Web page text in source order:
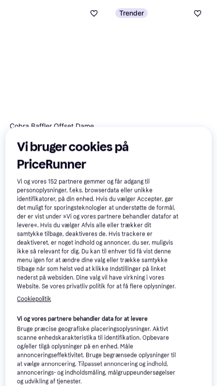
Cobra Baffler Offset Dame
Driver, Dame
2.240 kr.
4 butikker
Trender
Driver, Herre
3.439 kr.
TaylorMade R7 Quad Herre
Mini Driver 13.5°
Driver
3.100 kr.
4 butikker
Wilson Dynapower Max 2025
Driver
Driver, Herre, Grafitskaft
2.999 kr.
Vi bruger cookies på
PriceRunner
Vi og vores152 partnere gemmer og får adgang til
personoplysninger, f.eks. browserdata eller unikke
identifikatorer, på din enhed. Hvis du vælger Accepter, gør
det muligt for sporingsteknologier at understøtte de formål,
der er vist under »Vi og vores partnere behandler datafor at
levere«. Hvis du vælger Afvis alle eller trækker dit
samtykke tilbage, deaktiveres de. Hvis trackere er
deaktiveret, er noget indhold og annoncer, du ser, muligvis
ikke så relevant for dig. Du kan til enhver tid få vist denne
menu igen for at ændre dine valg eller trække samtykke
tilbage når som helst ved at klikke Indstillinger på linket
nederst på websiden. Dine valg vil have virkning i vores
Website. Se vores privatliv politik for at få flere oplysninger.
Cookiepolitik
Vi og vores partnere behandler data for at levere
Bruge præcise geografiske placeringsoplysninger. Aktivt
scanne enhedskarakteristika til identifikation. Opbevare
og/eller tilgå oplysninger på en enhed. Måle
annonceringseffektivitet. Bruge begrænsede oplysninger til
at vælge annoncering. Tilpasset annoncering og indhold,
annoncerings- og indholdsmåling, målgruppeundersøgelser
og udvikling af tjenester.